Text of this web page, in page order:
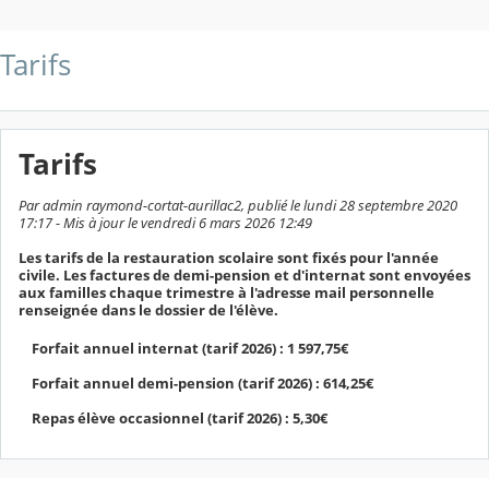
Tarifs
Tarifs
Par admin raymond-cortat-aurillac2, publié le lundi 28 septembre 2020
17:17 - Mis à jour le vendredi 6 mars 2026 12:49
Les tarifs de la restauration scolaire sont fixés pour l'année
civile. Les factures de demi-pension et d'internat sont envoyées
aux familles chaque trimestre à l'adresse mail personnelle
renseignée dans le dossier de l'élève.
Forfait annuel internat (tarif 2026) : 1 597,75€
Forfait annuel demi-pension (tarif 2026) : 614,25€
Repas élève occasionnel (tarif 2026) : 5,30€